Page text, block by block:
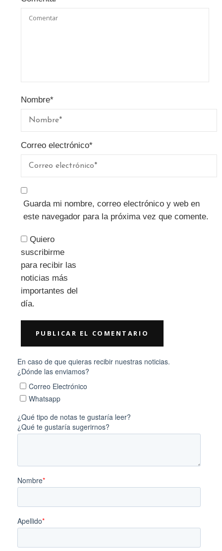
Nombre*
Correo electrónico*
Guarda mi nombre, correo electrónico y web en
este navegador para la próxima vez que comente.
Quiero
suscribirme
para recibir las
noticias más
importantes del
día.